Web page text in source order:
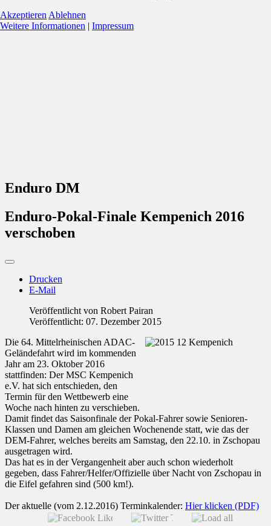
Enduro DM
Enduro-Pokal-Finale Kempenich 2016
verschoben
Drucken
E-Mail
Veröffentlicht von Robert Pairan
Veröffentlicht: 07. Dezember 2015
Die 64. Mittelrheinischen ADAC-
Geländefahrt wird im kommenden
Jahr am 23. Oktober 2016
stattfinden: Der MSC Kempenich
e.V. hat sich entschieden, den
Termin für den Wettbewerb eine
Woche nach hinten zu verschieben.
Damit findet das Saisonfinale der Pokal-Fahrer sowie Senioren-
Klassen und Damen am gleichen Wochenende statt, wie das der
DEM-Fahrer, welches bereits am Samstag, den 22.10. in Zschopau
ausgetragen wird.
Das hat es in der Vergangenheit aber auch schon wiederholt
gegeben, dass Fahrer/Helfer/Offizielle über Nacht von Zschopau in
die Eifel gefahren sind (500 km!).
Der aktuelle (vom 2.12.2016) Terminkalender: Hier klicken (PDF)
Akzeptieren Ablehnen
Weitere Informationen | Impressum